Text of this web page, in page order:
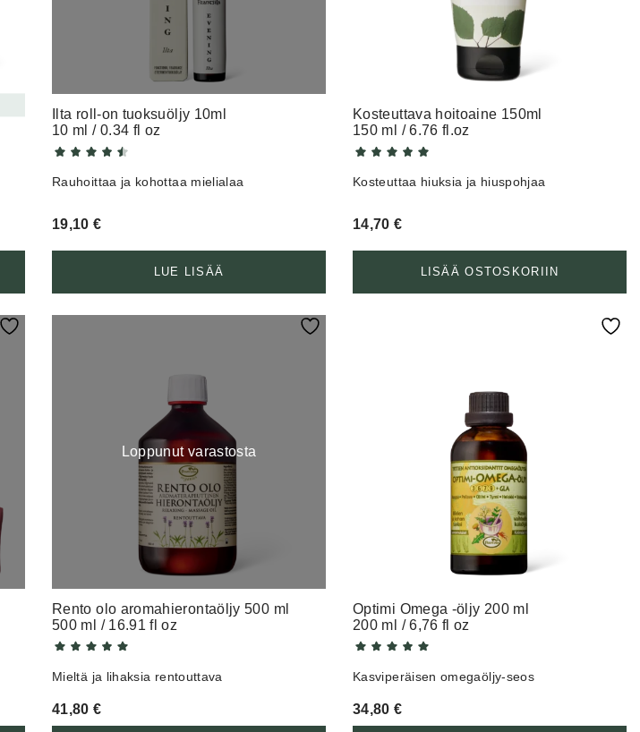
Ilta roll-on tuoksuöljy 10ml
10 ml / 0.34 fl oz
Rauhoittaa ja kohottaa mielialaa
19,10€
LUE LISÄÄ
Kosteuttava hoitoaine 150ml
150 ml / 6.76 fl.oz
Kosteuttaa hiuksia ja hiuspohjaa
14,70€
LISÄÄ OSTOSKORIIN
Loppunut varastosta
Rento olo aromahierontaöljy 500 ml
500 ml / 16.91 fl oz
Mieltä ja lihaksia rentouttava
41,80€
Optimi Omega -öljy 200 ml
200 ml / 6,76 fl oz
Kasviperäisen omegaöljy-seos
34,80€